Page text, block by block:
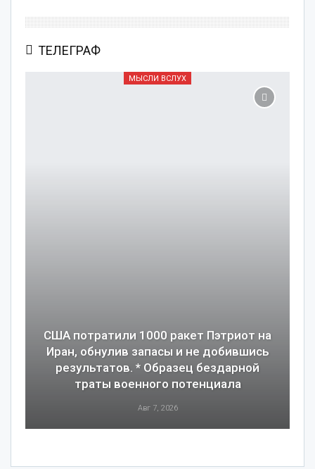
ТЕЛЕГРАФ
МЫСЛИ ВСЛУХ
США потратили 1000 ракет Пэтриот на
Иран, обнулив запасы и не добившись
результатов. * Образец бездарной
траты военного потенциала
Авг 7, 2026